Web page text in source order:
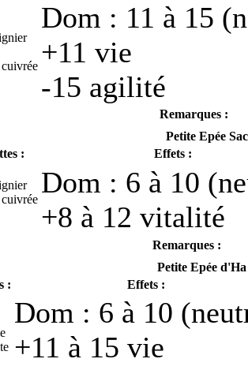
Dom : 11 à 15
+11 vie
-15 agilité
Remarques :
Petite Epée
:
Effets :
Dom : 6 à 10
+8 à 12 vitalité
Remarques :
Petite Epée d'Ha
:
Effets :
Dom : 6 à 10
+11 à 15 vie